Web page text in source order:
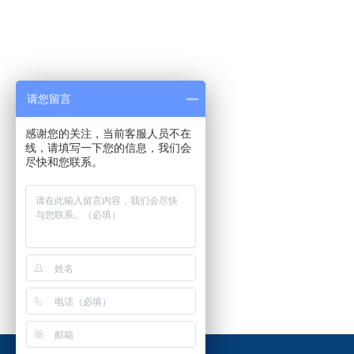
请您留言
感谢您的关注，当前客服人员不在
线，请填写一下您的信息，我们会
尽快和您联系。